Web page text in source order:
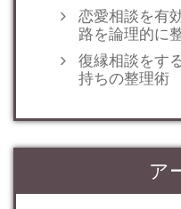
恋愛相談を有
路を論理的に
復縁相談をす
持ちの整理術
ア